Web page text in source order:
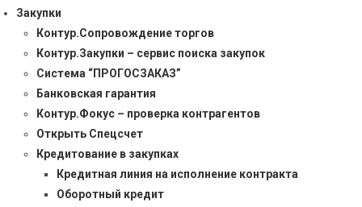
Закупки
Контур.Сопровождение торгов
Контур.Закупки – сервис поиска закупок
Система “ПРОГОСЗАКАЗ”
Банковская гарантия
Контур.Фокус – проверка контрагентов
Открыть Спецсчет
Кредитование в закупках
Кредитная линия на исполнение контракта
Оборотный кредит